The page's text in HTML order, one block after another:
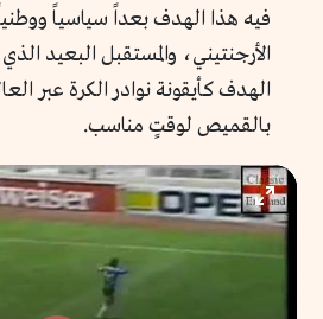
فيه هذا الهدف بعداً سياسياً
الأرجنتيني، والمستقبل البعيد
الهدف كأيقونة نوادر الكرة عبر
بالقميص لوقتٍ مناسب.
Enter